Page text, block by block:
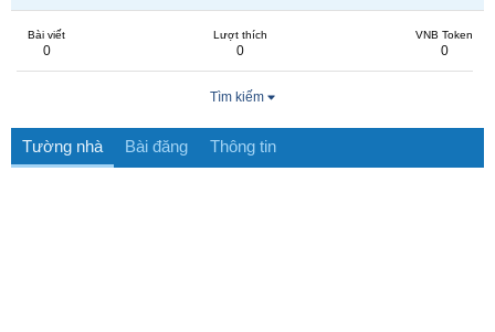
Bài viết
0
Lượt thích
0
VNB Token
0
Tìm kiếm
Tường nhà Bài đăng Thông tin